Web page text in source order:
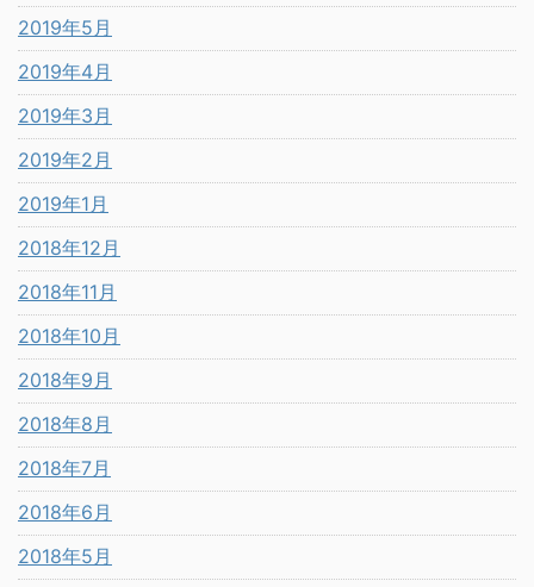
2019年5月
2019年4月
2019年3月
2019年2月
2019年1月
2018年12月
2018年11月
2018年10月
2018年9月
2018年8月
2018年7月
2018年6月
2018年5月